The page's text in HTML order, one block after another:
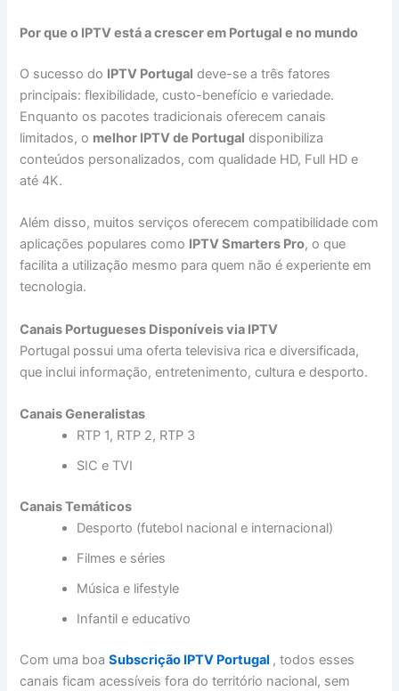
Por que o IPTV está a crescer em Portugal e no mundo
O sucesso do IPTV Portugal deve-se a três fatores
principais: flexibilidade, custo-benefício e variedade.
Enquanto os pacotes tradicionais oferecem canais
limitados, o melhor IPTV de Portugal disponibiliza
conteúdos personalizados, com qualidade HD, Full HD e
até 4K.
Além disso, muitos serviços oferecem compatibilidade com
aplicações populares como IPTV Smarters Pro, o que
facilita a utilização mesmo para quem não é experiente em
tecnologia.
Canais Portugueses Disponíveis via IPTV
Portugal possui uma oferta televisiva rica e diversificada,
que inclui informação, entretenimento, cultura e desporto.
Canais Generalistas
RTP 1, RTP 2, RTP 3
SIC e TVI
Canais Temáticos
Desporto (futebol nacional e internacional)
Filmes e séries
Música e lifestyle
Infantil e educativo
Com uma boaSubscrição IPTV Portugal , todos esses
canais ficam acessíveis fora do território nacional, sem